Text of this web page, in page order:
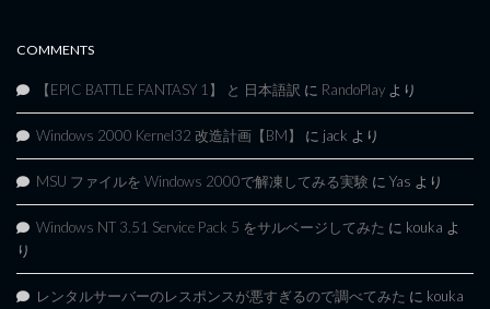
COMMENTS
【EPIC BATTLE FANTASY 1】 と 日本語訳 に RandoPlay より
Windows 2000 Kernel32 改造計画【BM】 に jack より
MSU ファイルを Windows 2000で解凍してみる実験 に Yas より
Windows NT 3.51 Service Pack 5 をサルベージしてみた に kouka よ
り
レンタルサーバーのレスポンスが悪すぎるので調べてみた に kouka